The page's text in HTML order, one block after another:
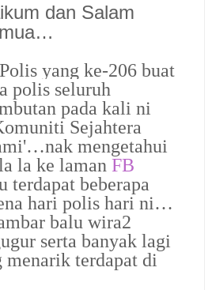
dan Salam
yang ke-206 buat
polis seluruh
pada kali ni
Sejahtera
nak mengetahui
la ke laman FB
beberapa
hari polis hari ni…
balu wira2
serta banyak lagi
menarik terdapat di